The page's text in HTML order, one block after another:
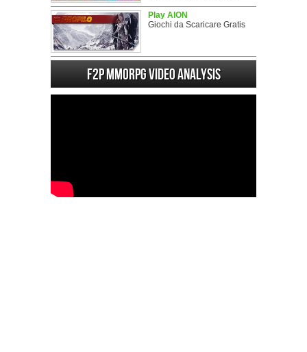
Play AION
Giochi da Scaricare Gratis
F2P MMORPG Video analysis